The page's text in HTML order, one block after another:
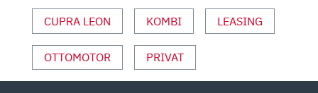
CUPRA LEON KOMBI LEASING
OTTOMOTOR PRIVAT